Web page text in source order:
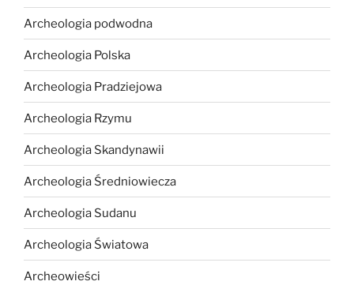
Archeologia podwodna
Archeologia Polska
Archeologia Pradziejowa
Archeologia Rzymu
Archeologia Skandynawii
Archeologia Średniowiecza
Archeologia Sudanu
Archeologia Światowa
Archeowieści